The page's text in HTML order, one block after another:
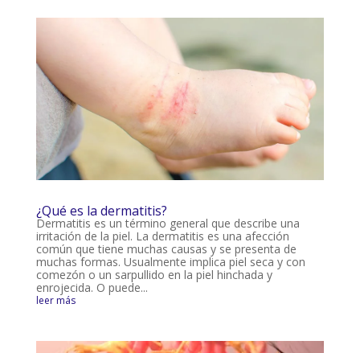
¿Qué es la dermatitis?
Dermatitis es un término general que describe una
irritación de la piel. La dermatitis es una afección
común que tiene muchas causas y se presenta de
muchas formas. Usualmente implica piel seca y con
comezón o un sarpullido en la piel hinchada y
enrojecida. O puede...
leer más